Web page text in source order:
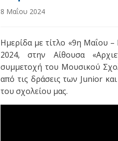
8 Μαΐου 2024
Ημερίδα με τίτλο «9η Μαΐου
2024, στην Αίθουσα
συμμετοχή του Μουσικού
από τις δράσεις των Junior
του σχολείου μας.